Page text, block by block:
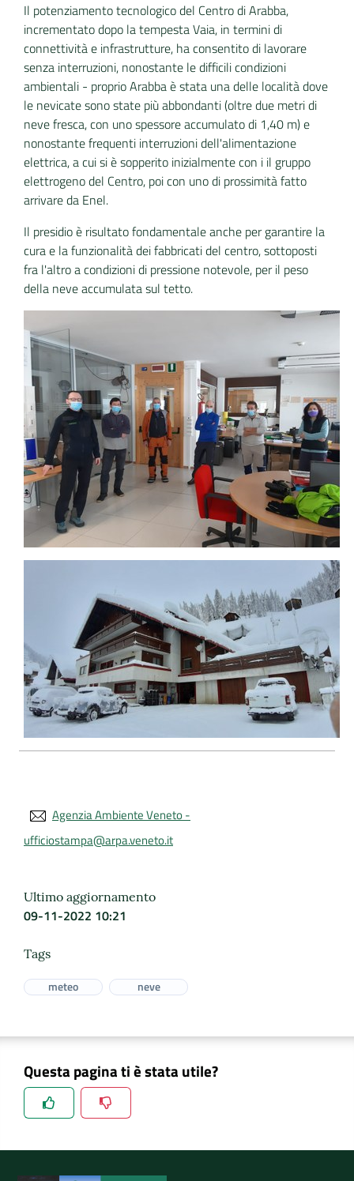
Il potenziamento tecnologico del Centro di Arabba,
incrementato dopo la tempesta Vaia, in termini di
connettività e infrastrutture, ha consentito di lavorare
senza interruzioni, nonostante le difficili condizioni
ambientali - proprio Arabba è stata una delle località dove
le nevicate sono state più abbondanti (oltre due metri di
neve fresca, con uno spessore accumulato di 1,40 m) e
nonostante frequenti interruzioni dell'alimentazione
elettrica, a cui si è sopperito inizialmente con i il gruppo
elettrogeno del Centro, poi con uno di prossimità fatto
arrivare da Enel.
Il presidio è risultato fondamentale anche per garantire la
cura e la funzionalità dei fabbricati del centro, sottoposti
fra l'altro a condizioni di pressione notevole, per il peso
della neve accumulata sul tetto.
Agenzia Ambiente Veneto -
ufficiostampa@arpa.veneto.it
Ultimo aggiornamento
09-11-2022 10:21
Tags
meteo neve
Questa pagina ti è stata utile?
Spiegaci perchè, e aiutaci a migliorare il servizio